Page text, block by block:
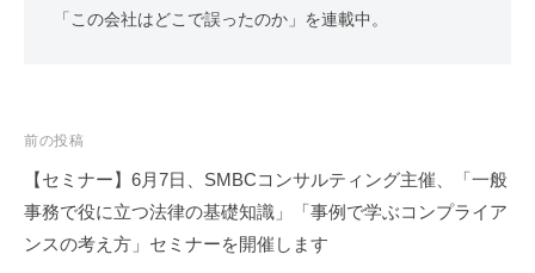
「この会社はどこで誤ったのか」を連載中。
投
稿
ナ
ビ
前の投稿
【セミナー】6月7日、SMBCコンサルティング主催、「一般
事務で役に立つ法律の基礎知識」「事例で学ぶコンプライア
ンスの考え方」セミナーを開催します